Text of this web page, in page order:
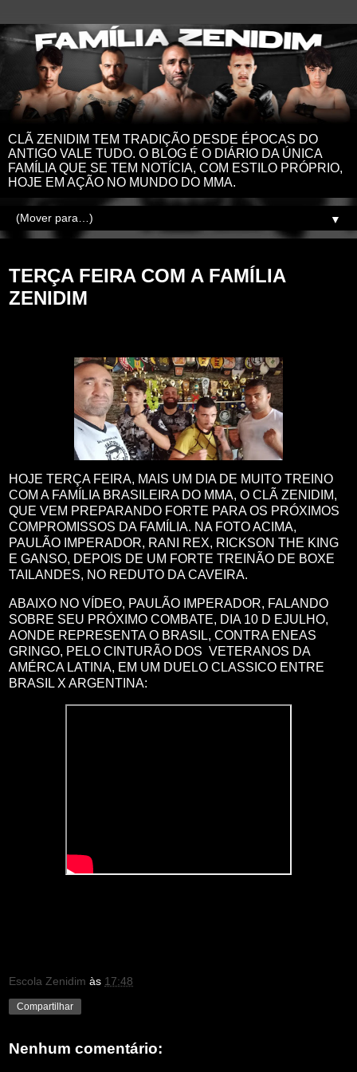
CLÃ ZENIDIM TEM TRADIÇÃO DESDE ÉPOCAS DO
ANTIGO VALE TUDO. O BLOG É O DIÁRIO DA ÚNICA
FAMÍLIA QUE SE TEM NOTÍCIA, COM ESTILO PRÓPRIO,
HOJE EM AÇÃO NO MUNDO DO MMA.
▼
TERÇA FEIRA COM A FAMÍLIA
ZENIDIM
HOJE TERÇA FEIRA, MAIS UM DIA DE MUITO TREINO
COM A FAMÍLIA BRASILEIRA DO MMA, O CLÃ ZENIDIM,
QUE VEM PREPARANDO FORTE PARA OS PRÓXIMOS
COMPROMISSOS DA FAMÍLIA. NA FOTO ACIMA,
PAULÃO IMPERADOR, RANI REX, RICKSON THE KING
E GANSO, DEPOIS DE UM FORTE TREINÃO DE BOXE
TAILANDES, NO REDUTO DA CAVEIRA.
ABAIXO NO VÍDEO, PAULÃO IMPERADOR, FALANDO
SOBRE SEU PRÓXIMO COMBATE, DIA 10 D EJULHO,
AONDE REPRESENTA O BRASIL, CONTRA ENEAS
GRINGO, PELO CINTURÃO DOS VETERANOS DA
AMÉRCA LATINA, EM UM DUELO CLASSICO ENTRE
BRASIL X ARGENTINA:
Escola Zenidim às 17:48
Compartilhar
Nenhum comentário: